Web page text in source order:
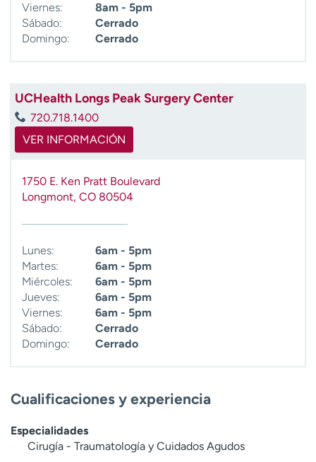
Viernes:
8am - 5pm
Sábado:
Cerrado
Domingo:
Cerrado
UCHealth Longs Peak Surgery Center
720.718.1400
VER INFORMACIÓN
1750 E. Ken Pratt Boulevard
Longmont, CO 80504
Lunes:
6am - 5pm
Martes:
6am - 5pm
Miércoles:
6am - 5pm
Jueves:
6am - 5pm
Viernes:
6am - 5pm
Sábado:
Cerrado
Domingo:
Cerrado
Cualificaciones y experiencia
Especialidades
Cirugía - Traumatología y Cuidados Agudos